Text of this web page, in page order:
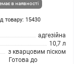
в наявності
товару: 15430
адгезійна
10,7 л
з кварцовим піском
Готова до